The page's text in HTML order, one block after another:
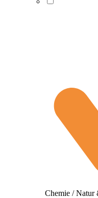
Chemie /